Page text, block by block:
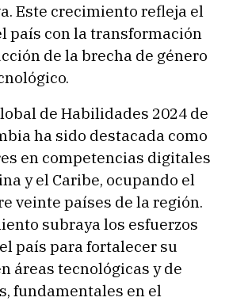
Este crecimiento refleja el
país con la transformación
de la brecha de género
de Habilidades 2024 de
ha sido destacada como
en competencias digitales
y el Caribe, ocupando el
veinte países de la región.
subraya los esfuerzos
país para fortalecer su
áreas tecnológicas y de
fundamentales en el